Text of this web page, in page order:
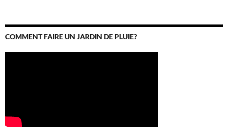
COMMENT FAIRE UN JARDIN DE PLUIE?